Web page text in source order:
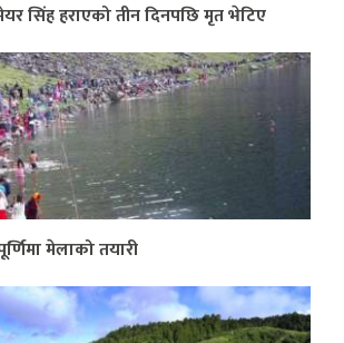
सिंह हराएको तीन दिनपछि मृत भेटिए
मेलाको तयारी